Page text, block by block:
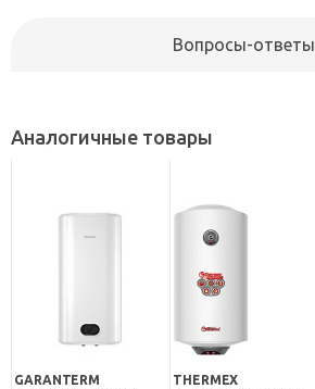
Вопросы-ответы
Аналогичные товары
GARANTERM
THERMEX